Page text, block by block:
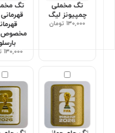
تگ مخملی
چمپیونز لیگ
130,000 تومان
مخصوص
130,000 تومان